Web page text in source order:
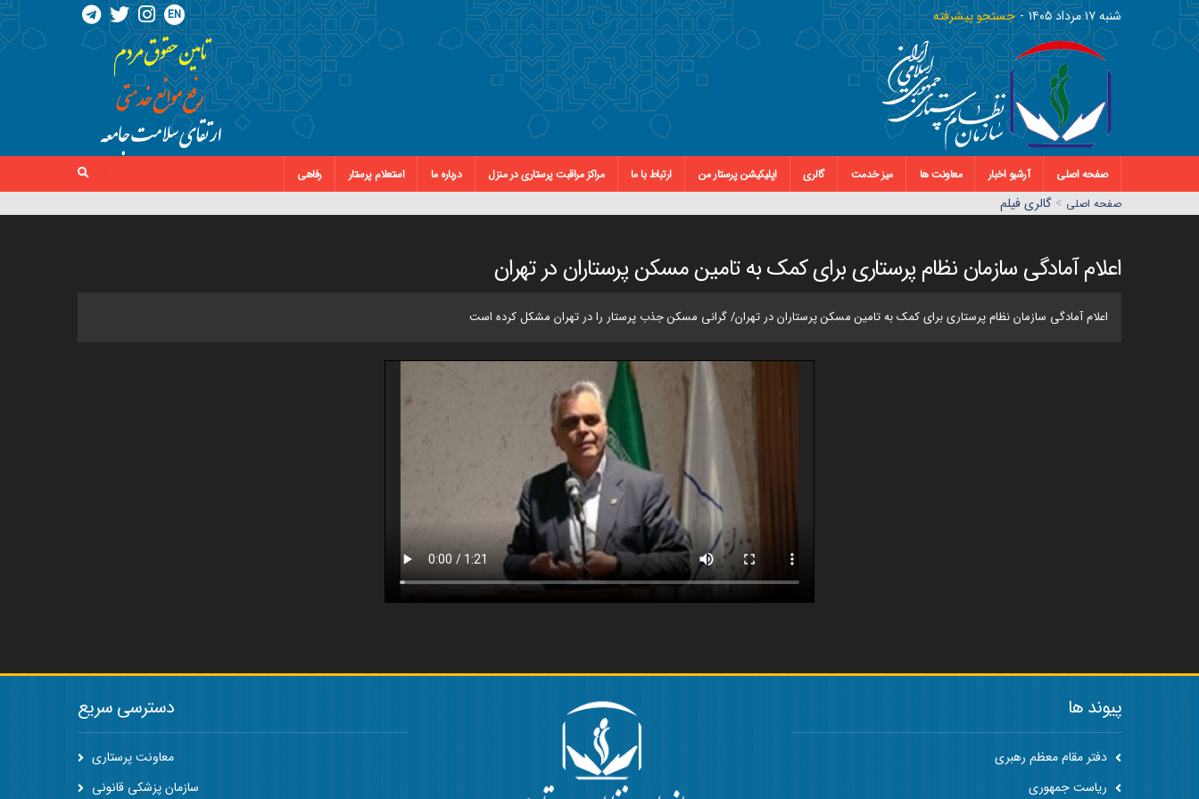
شنبه ١٧ مرداد ١٤٠٥ جستجو پیشرفته EN
صفحه اصلی آرشیو اخبار معاونت ها میز خدمت گالری اپلیکیشن پرستار من ارتباط با ما مراکز مراقبت پرستاری در منزل درباره ما استعلام پرستار
رفاهی
صفحه اصلي > گالری فیلم
اعلام آمادگی سازمان نظام پرستاری برای کمک به تامین مسکن پرستاران در تهران
اعلام آمادگی سازمان نظام پرستاری برای کمک به تامین مسکن پرستاران در تهران/ گرانی مسکن جذب پرستار را در تهران مشکل کرده است
پیوند ها
دفتر مقام معظم رهبری
ریاست جمهوری
دسترسی سریع
معاونت پرستاری
سازمان پزشکی قانونی